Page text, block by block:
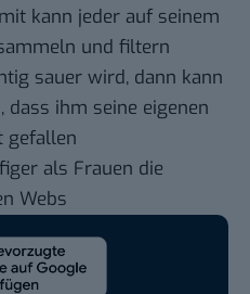
kann jeder auf seinem
und filtern
sauer wird, dann kann
dass ihm seine eigenen
gefallen
als Frauen die
Webs